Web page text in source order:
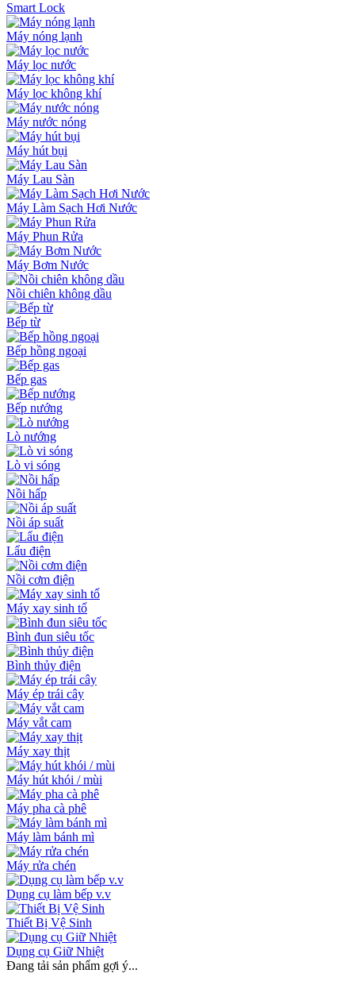
Smart Lock
Máy nóng lạnh
Máy lọc nước
Máy lọc không khí
Máy nước nóng
Máy hút bụi
Máy Lau Sàn
Máy Làm Sạch Hơi Nước
Máy Phun Rửa
Máy Bơm Nước
Nồi chiên không dầu
Bếp từ
Bếp hồng ngoại
Bếp gas
Bếp nướng
Lò nướng
Lò vi sóng
Nồi hấp
Nồi áp suất
Lẩu điện
Nồi cơm điện
Máy xay sinh tố
Bình đun siêu tốc
Bình thủy điện
Máy ép trái cây
Máy vắt cam
Máy xay thịt
Máy hút khói / mùi
Máy pha cà phê
Máy làm bánh mì
Máy rửa chén
Dụng cụ làm bếp v.v
Thiết Bị Vệ Sinh
Dụng cụ Giữ Nhiệt
Đang tải sản phẩm gợi ý...